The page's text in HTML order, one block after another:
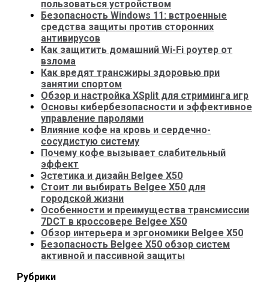
пользоваться устройством
Безопасность Windows 11: встроенные
средства защиты против сторонних
антивирусов
Как защитить домашний Wi-Fi роутер от
взлома
Как вредят трансжиры здоровью при
занятии спортом
Обзор и настройка XSplit для стриминга игр
Основы кибербезопасности и эффективное
управление паролями
Влияние кофе на кровь и сердечно-
сосудистую систему
Почему кофе вызывает слабительный
эффект
Эстетика и дизайн Belgee X50
Стоит ли выбирать Belgee X50 для
городской жизни
Особенности и преимущества трансмиссии
7DCT в кроссовере Belgee X50
Обзор интерьера и эргономики Belgee X50
Безопасность Belgee X50 обзор систем
активной и пассивной защиты
Рубрики